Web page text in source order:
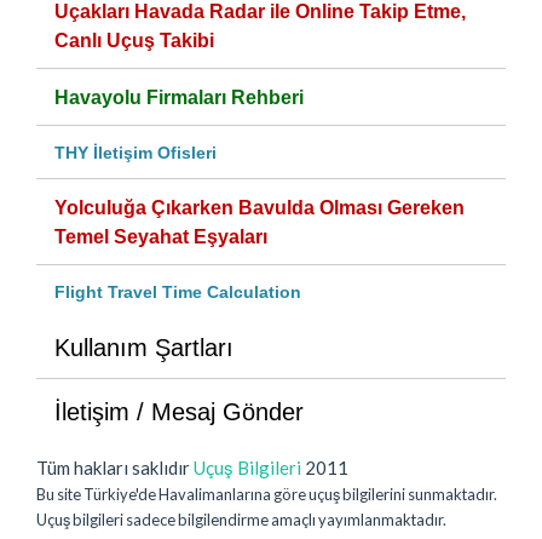
Uçakları Havada Radar ile Online Takip Etme,
Canlı Uçuş Takibi
Havayolu Firmaları Rehberi
THY İletişim Ofisleri
Yolculuğa Çıkarken Bavulda Olması Gereken
Temel Seyahat Eşyaları
Flight Travel Time Calculation
Kullanım Şartları
İletişim / Mesaj Gönder
Tüm hakları saklıdırUçuş Bilgileri 2011
Bu site Türkiye'de Havalimanlarına göre uçuş bilgilerini sunmaktadır.
Uçuş bilgileri sadece bilgilendirme amaçlı yayımlanmaktadır.